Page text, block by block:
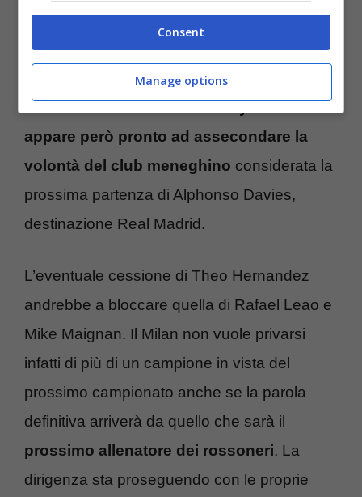
estate per poter monetizzare quanto più
possibile dalla sua partenza. La richiesta dei
rossoneri è di circa 80 milioni di euro e
difficilmente si abbasserà. IlBayern Monaco
appare però pronto ad assecondare la
volontà del club meneghino considerata la
prossima partenza di Alphonso Davies,
destinazione Real Madrid.
L’eventuale cessione di Theo Hernandez
andrebbe a bloccare quella di Rafael Leao e
Mike Maignan. Il Milan non vuole privarsi
infatti di più di un campione in vista del
prossimo campionato anche se la parola
definitiva arriverà da quello che sarà il
prossimo allenatore dei rossoneri. La
dirigenza sta proseguendo con le proprie
Consent
Manage options